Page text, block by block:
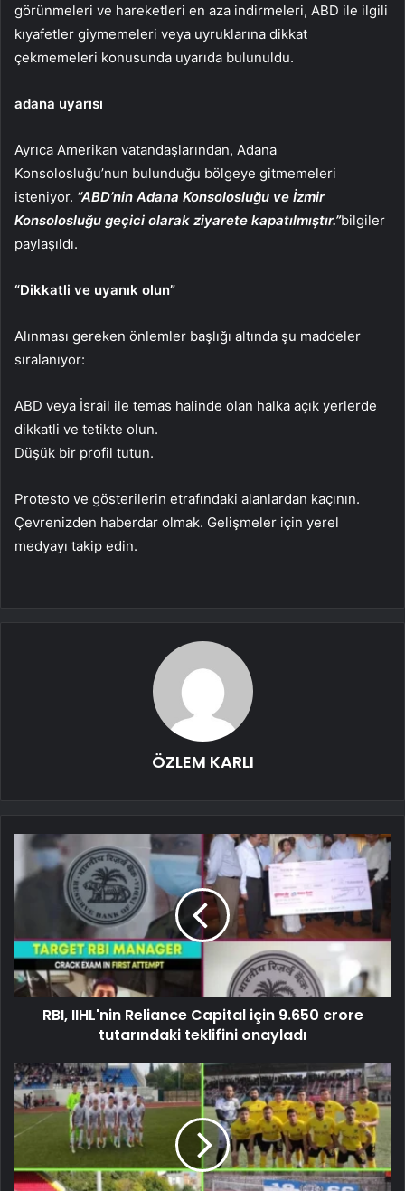
görünmeleri ve hareketleri en aza indirmeleri, ABD ile ilgili
kıyafetler giymemeleri veya uyruklarına dikkat
çekmemeleri konusunda uyarıda bulunuldu.
adana uyarısı
Ayrıca Amerikan vatandaşlarından, Adana
Konsolosluğu’nun bulunduğu bölgeye gitmemeleri
isteniyor. “ABD’nin Adana Konsolosluğu ve İzmir
Konsolosluğu geçici olarak ziyarete kapatılmıştır.”bilgiler
paylaşıldı.
“Dikkatli ve uyanık olun”
Alınması gereken önlemler başlığı altında şu maddeler
sıralanıyor:
ABD veya İsrail ile temas halinde olan halka açık yerlerde
dikkatli ve tetikte olun.
Düşük bir profil tutun.
Protesto ve gösterilerin etrafındaki alanlardan kaçının.
Çevrenizden haberdar olmak. Gelişmeler için yerel
medyayı takip edin.
ÖZLEM KARLI
RBI, IIHL'nin Reliance Capital için 9.650 crore
tutarındaki teklifini onayladı